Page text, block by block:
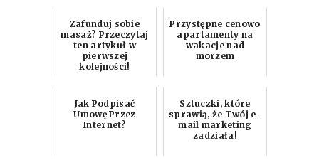
Zafunduj sobie
masaż? Przeczytaj
ten artykuł w
pierwszej
kolejności!
Przystępne cenowo
apartamenty na
wakacje nad
morzem
Jak Podpisać
Umowę Przez
Internet?
Sztuczki, które
sprawią, że Twój e-
mail marketing
zadziała!